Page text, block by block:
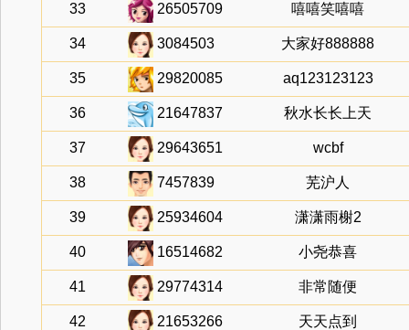
33 26505709 嘻嘻笑嘻嘻
34 3084503 大家好888888
35 29820085 aq123123123
36 21647837 秋水长长上天
37 29643651 wcbf
38 7457839 芜沪人
39 25934604 潇潇雨榭2
40 16514682 小尧恭喜
41 29774314 非常随便
42 21653266 天天点到